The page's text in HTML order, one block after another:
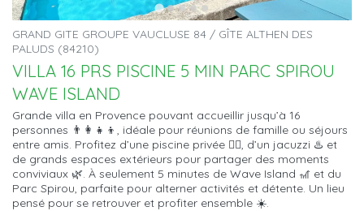
GRAND GITE GROUPE VAUCLUSE 84 / GÎTE ALTHEN DES
PALUDS (84210)
VILLA 16 PRS PISCINE 5 MIN PARC SPIROU
WAVE ISLAND
Grande villa en Provence pouvant accueillir jusqu’à 16
personnes 👨‍👩‍👧‍👦, idéale pour réunions de famille ou séjours
entre amis. Profitez d’une piscine privée 🏊‍♂️, d’un jacuzzi ♨️ et
de grands espaces extérieurs pour partager des moments
conviviaux 🌿. À seulement 5 minutes de Wave Island 🎢 et du
Parc Spirou, parfaite pour alterner activités et détente. Un lieu
pensé pour se retrouver et profiter ensemble ☀️.